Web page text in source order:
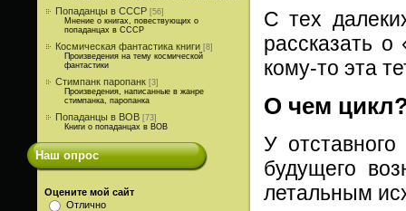
Попаданцы в СССР [56]
Мнение о книгах, повествующих о
попаданцах в СССР
Космическая фантастика книги [8]
Произведения на тему космической
фантастики
Стимпанк паропанк [3]
Произведения, написанные в жанре
стимпанка, паропанка
Попаданцы в ВОВ [73]
Книги о попаданцах в ВОВ
Наш опрос
Оцените мой сайт
Отлично
С тех
рассказать
кому-то эта
О чем
У
будущего
летальным